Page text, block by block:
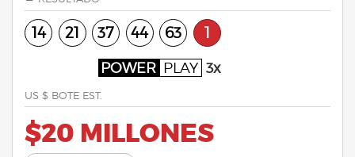
14 21 37 44 63 1
POWER PLAY 3x
US $ BOTE EST.
$20 MILLONES